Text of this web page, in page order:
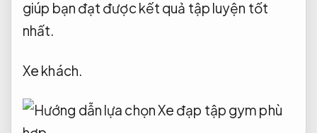
giúp bạn đạt được kết quả tập luyện tốt
nhất.
Xe khách.